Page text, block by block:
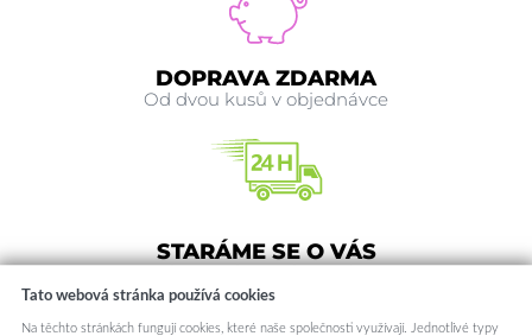
DOPRAVA ZDARMA
Od dvou kusů v objednávce
STARÁME SE O VÁS
Nejlepší zákaznická podpora
Tato webová stránka používá cookies
Na těchto stránkách fungují cookies, které naše společnosti využívají. Jednotlivé typy